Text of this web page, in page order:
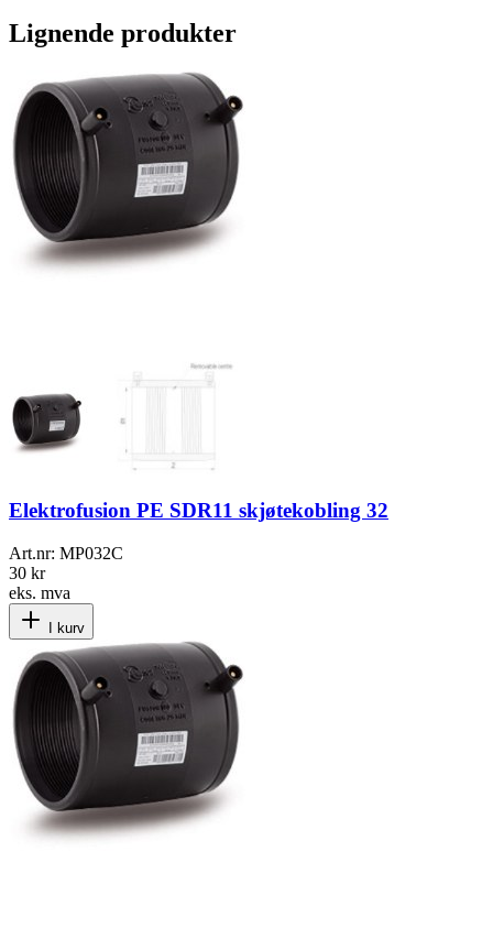
Lignende produkter
Elektrofusion PE SDR11 skjøtekobling 32
Art.nr: MP032C
30 kr
eks. mva
I kurv